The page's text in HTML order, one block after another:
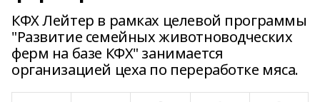
КФХ Лейтер в рамках целевой программы
"Развитие семейных животноводческих
ферм на базе КФХ" занимается
организацией цеха по переработке мяса.